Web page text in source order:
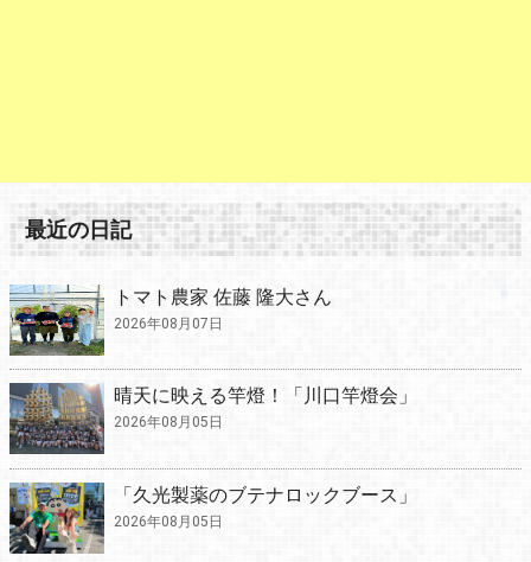
最近の日記
トマト農家 佐藤 隆大さん
2026年08月07日
晴天に映える竿燈！「川口竿燈会」
2026年08月05日
「久光製薬のブテナロックブース」
2026年08月05日